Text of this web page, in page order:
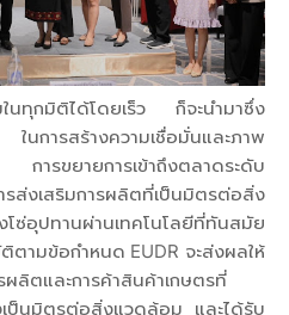
ในทุกมิติได้โดยเร็ว ก็จะนำมาซึ่ง
การสร้างความเชื่อมั่นและภาพ
ขยายการเข้าถึงตลาดระดับ
ส่งเสริมการผลิตที่เป็นมิตรต่อสิ่ง
ซ่อุปทานผ่านเทคโนโลยีที่ทันสมัย
ตามข้อกำหนด EUDR จะส่งผลให้
ผลิตและการค้าสินค้าเกษตรที่
ป็นมิตรต่อสิ่งแวดล้อม และได้รับ